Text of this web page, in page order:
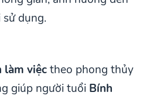
dụng.
làm việctheo phong thủy
giúp người tuổi Bính